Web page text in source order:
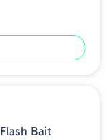
Bait